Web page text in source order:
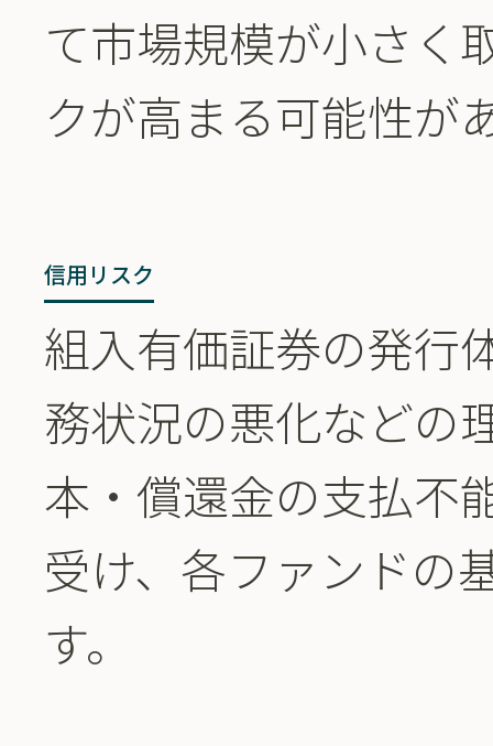
て市場規模が小さく
クが高まる可能性が
信用リスク
組入有価証券の発行
務状況の悪化などの
本・償還金の支払不
受け、各ファンドの
す。